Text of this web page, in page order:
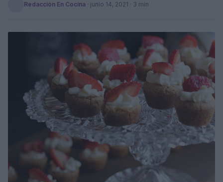
Redacción En Cocina · junio 14, 2021 · 3 min